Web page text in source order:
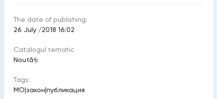
The date of publishing:
26 July /2018 16:02
Catalogul tematic
Noutăți
Tags:
МО|закон|публикация